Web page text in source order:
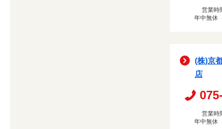
営業時
年中無休
(株)京
店
営業時
年中無休